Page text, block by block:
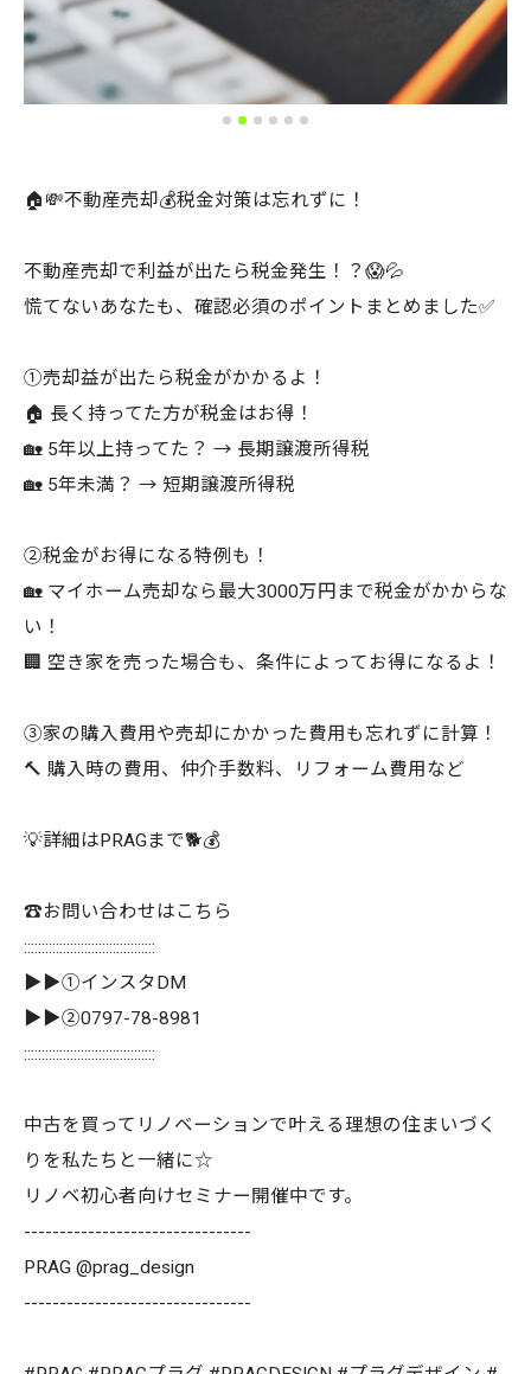
🏠💸不動産売却💰税金対策は忘れずに！
不動産売却で利益が出たら税金発生！？😱💦
慌てないあなたも、確認必須のポイントまとめました✅
①売却益が出たら税金がかかるよ！
🏠 長く持ってた方が税金はお得！
🏡 5年以上持ってた？ → 長期譲渡所得税
🏡 5年未満？ → 短期譲渡所得税
②税金がお得になる特例も！
🏡 マイホーム売却なら最大3000万円まで税金がかからな
い！
🏢 空き家を売った場合も、条件によってお得になるよ！
③家の購入費用や売却にかかった費用も忘れずに計算！
🔨 購入時の費用、仲介手数料、リフォーム費用など
💡詳細はPRAGまで🐕💰
☎️お問い合わせはこちら
:::::::::::::::::::::::::::::::::::::
▶▶①インスタDM
▶▶②0797-78-8981
:::::::::::::::::::::::::::::::::::::
中古を買ってリノベーションで叶える理想の住まいづく
りを私たちと一緒に☆
リノベ初心者向けセミナー開催中です。
--------------------------------
PRAG @prag_design
--------------------------------